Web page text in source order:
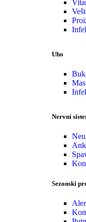
Uho
Nervni
Sezonski